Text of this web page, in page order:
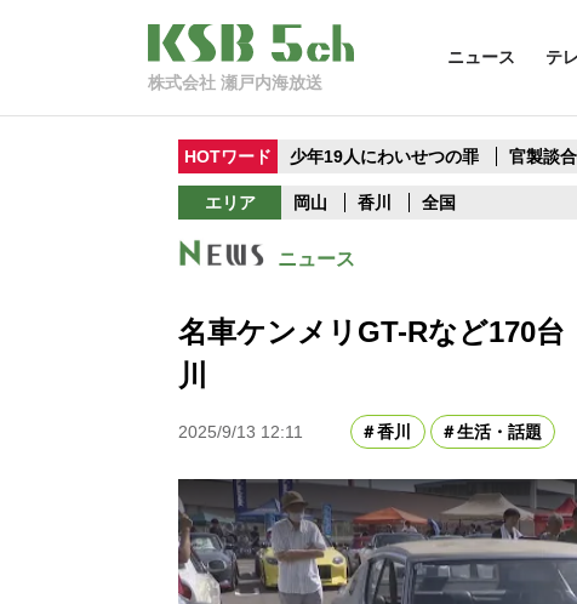
株式会社 瀬戸内海放送
ニュース テ
HOTワード 少年19人にわいせつの罪 官製談
エリア 岡山 香川 全国
ニュース
名車ケンメリGT-Rなど170
川
2025/9/13 12:11 香川 生活・話題